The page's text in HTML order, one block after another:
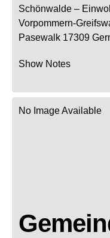
Schönwalde –
Vorpommern-
Pasewalk 17309
Show Notes
No Image Available